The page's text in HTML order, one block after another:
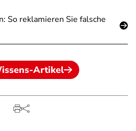
So reklamieren Sie falsche
Artikel